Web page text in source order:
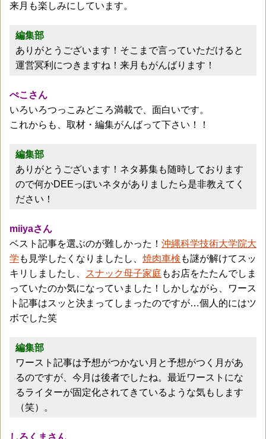
来月も楽しみにしています。
編集部
ありがとうございます！そこまで言っていただけると
運営冥利につきますね！来月もがんばります！
ぺこさん
いろいろつっこみどころ満載で、面白いです。
これからも、取材・編集がんばって下さい！！
編集部
ありがとうございます！ネタ募集も随時しております
ので何かDEEっぽいネタがありましたら是非教えてく
ださい！
miiyaさん
ベスト記事を選ぶのが難しかった！ 沖縄科学技術大学院大
学 も見学したくなりましたし、 焼肉車検 も謎が解けてスッ
キリしましたし、
スナック母子家庭 もお店をたたんでしま
っていたのか気になっていました！しかしながら、ワース
ト記事はスッと決まってしまったのですが…個人的にはツ
ボでした笑
編集部
ワースト記事は予想がつかない月と予想がつく月があ
るのですが、今月は後者でしたね。最近ワーストにな
るライターが固定化されてきているような気もします
（笑）。
しろくまさん